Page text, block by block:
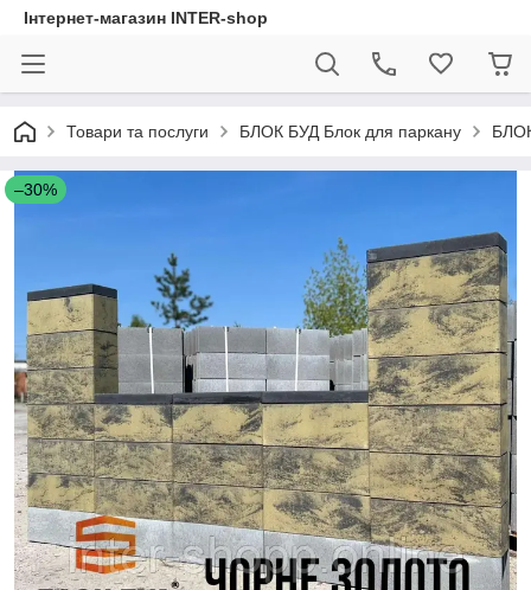
Інтернет-магазин INTER-shop
Товари та послуги БЛОК БУД Блок для паркану
–30%